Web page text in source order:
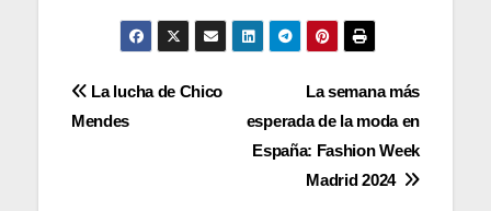
Navegación
La semana más
esperada de la moda en
España: Fashion Week
Madrid 2024
La lucha de Chico
Mendes